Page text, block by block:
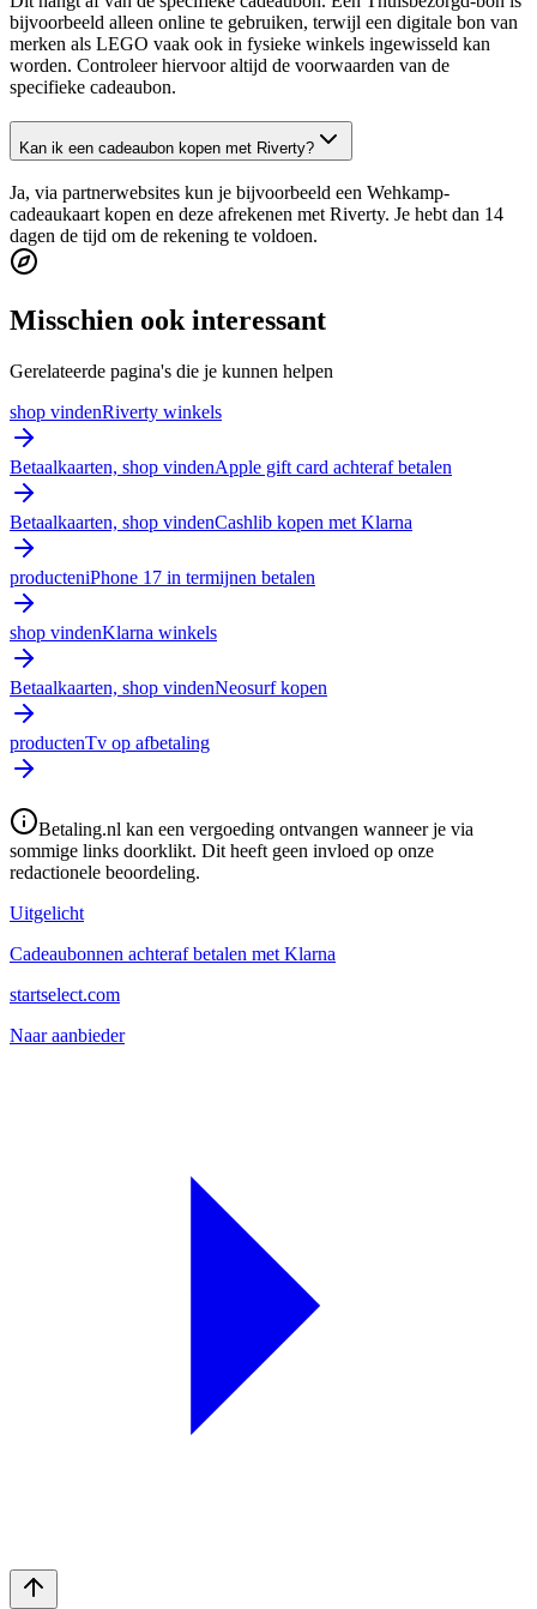
bijvoorbeeld alleen online te gebruiken, terwijl een digitale bon van
merken als LEGO vaak ook in fysieke winkels ingewisseld kan
worden. Controleer hiervoor altijd de voorwaarden van de
specifieke cadeaubon.
Kan ik een cadeaubon kopen met Riverty?
Ja, via partnerwebsites kun je bijvoorbeeld een Wehkamp-
cadeaukaart kopen en deze afrekenen met Riverty. Je hebt dan 14
dagen de tijd om de rekening te voldoen.
Misschien ook interessant
Gerelateerde pagina's die je kunnen helpen
shop vindenRiverty winkels
Betaalkaarten, shop vindenApple gift card achteraf betalen
Betaalkaarten, shop vindenCashlib kopen met Klarna
producteniPhone 17 in termijnen betalen
shop vindenKlarna winkels
Betaalkaarten, shop vindenNeosurf kopen
productenTv op afbetaling
Betaling.nl kan een vergoeding ontvangen wanneer je via
sommige links doorklikt. Dit heeft geen invloed op onze
redactionele beoordeling.
Uitgelicht
Cadeaubonnen achteraf betalen met Klarna
startselect.com
Naar aanbieder